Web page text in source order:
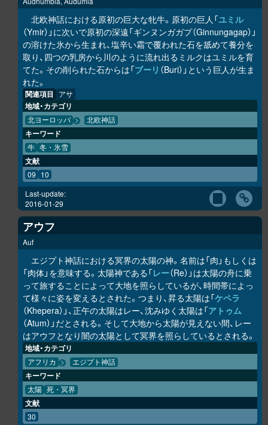
北欧神話における原初の巨大な牝牛。原初の巨人「ユミル
（Ymir）」に次いで原初の深遠「ギンヌンガガプ（Ginnungagap）」
の溶けた氷から生まれ、塩辛い霜で覆われた石を舐めて養分を
取り、四つの乳房から川のように流れ出るミルクはユミルを育
てた。その削られた石からは「ブーリ （Buri）」という巨人が生ま
れた。
関連項目 アサ
地域・カテゴリ
北ヨーロッパ 北欧神話
キーワード
牛 冬・氷雪
文献
09 10
Last-update:
2016-01-29
アウフ
Auf
エジプト神話における冥界の太陽の神。名前は「肉」もしくは
「肉体」を意味する。太陽神である「レー（Re）」は太陽の舟に乗
って旅することによって大地を照らしているが、時間帯によっ
て様々に姿を変えるとされた。つまり、昇る太陽は「ケペラ
（Khepera）」、正午の太陽はレー、沈みゆく太陽は「アトゥム
（Atum）」だとされる。そして大地から太陽が見えない間、レー
はアウフとなり闇の太陽として冥界を照らしているとされる。
地域・カテゴリ
アフリカ エジプト神話
キーワード
太陽 死・冥界
文献
30